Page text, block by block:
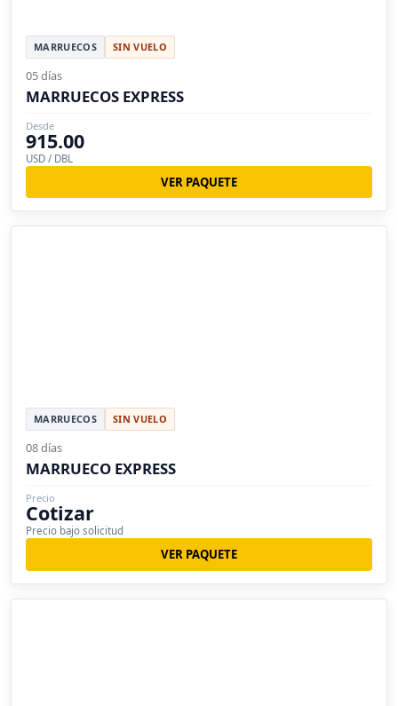
MARRUECOS SIN VUELO
05 días
MARRUECOS EXPRESS
Desde
915.00
USD / DBL
VER PAQUETE
MARRUECOS SIN VUELO
08 días
MARRUECO EXPRESS
Precio
Cotizar
Precio bajo solicitud
VER PAQUETE